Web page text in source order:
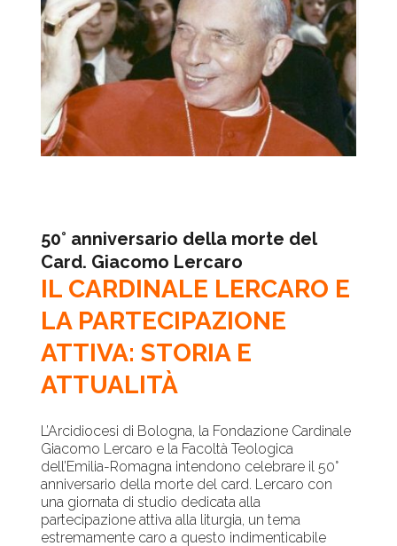
50° anniversario della morte del
Card. Giacomo Lercaro
IL CARDINALE LERCARO E
LA PARTECIPAZIONE
ATTIVA: STORIA E
ATTUALITÀ
L’Arcidiocesi di Bologna, la Fondazione Cardinale
Giacomo Lercaro e la Facoltà Teologica
dell’Emilia-Romagna intendono celebrare il 50°
anniversario della morte del card. Lercaro con
una giornata di studio dedicata alla
partecipazione attiva alla liturgia, un tema
estremamente caro a questo indimenticabile